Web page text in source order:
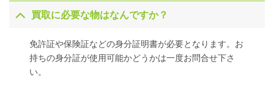
買取に必要な物はなんですか？
免許証や保険証などの身分証明書が必要となります。お
持ちの身分証が使用可能かどうかは一度お問合せ下さ
い。